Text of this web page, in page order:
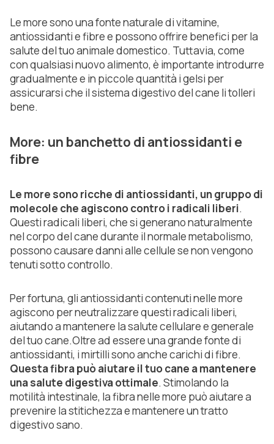
Le more sono una fonte naturale di vitamine,
antiossidanti e fibre e possono offrire benefici per la
salute del tuo animale domestico. Tuttavia, come
con qualsiasi nuovo alimento, è importante introdurre
gradualmente e in piccole quantità i gelsi per
assicurarsi che il sistema digestivo del cane li tolleri
bene.
More: un banchetto di antiossidanti e
fibre
Le more sono ricche di antiossidanti, un gruppo di
molecole che agiscono contro i radicali liberi.
Questi radicali liberi, che si generano naturalmente
nel corpo del cane durante il normale metabolismo,
possono causare danni alle cellule se non vengono
tenuti sotto controllo.
Per fortuna, gli antiossidanti contenuti nelle more
agiscono per neutralizzare questi radicali liberi,
aiutando a mantenere la salute cellulare e generale
del tuo cane.Oltre ad essere una grande fonte di
antiossidanti, i mirtilli sono anche carichi di fibre.
Questa fibra può aiutare il tuo cane a mantenere
una salute digestiva ottimale. Stimolando la
motilità intestinale, la fibra nelle more può aiutare a
prevenire la stitichezza e mantenere un tratto
digestivo sano.